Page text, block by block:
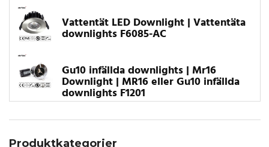
Vattentät LED Downlight | Vattentäta
downlights F6085-AC
Gu10 infällda downlights | Mr16
Downlight | MR16 eller Gu10 infällda
downlights F1201
Produktkategorier